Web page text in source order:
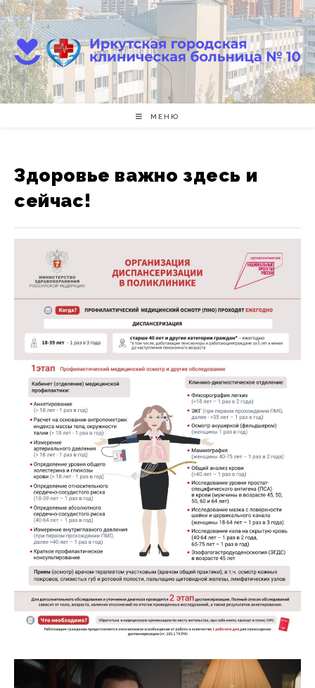
Перейти
к
содержимому
МЕНЮ
Здоровье важно здесь и
сейчас!